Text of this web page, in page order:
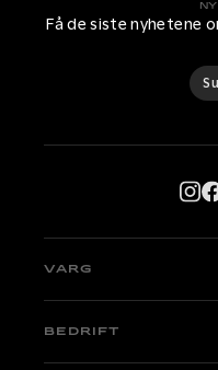
Få de siste nyhetene
VARG
VARG EX
BEDRIFT